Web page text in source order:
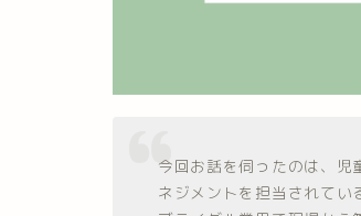
今回お話を伺ったのは、
ネジメントを担当されてい